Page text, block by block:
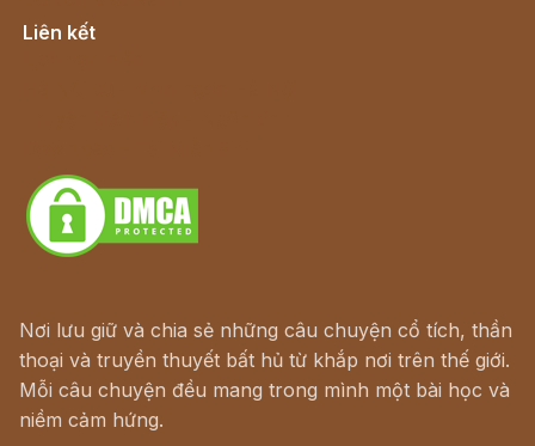
Liên kết
Nơi lưu giữ và chia sẻ những câu chuyện cổ tích, thần
thoại và truyền thuyết bất hủ từ khắp nơi trên thế giới.
Mỗi câu chuyện đều mang trong mình một bài học và
niềm cảm hứng.